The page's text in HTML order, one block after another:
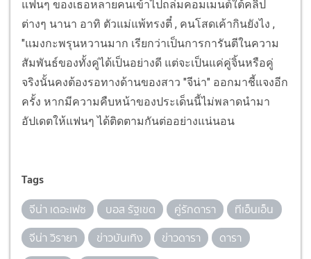
แฟนๆ ของเธอหลายคนเข้าไปถล่มคอมเมนต์ใต้คลิป
ต่างๆ นานา อาทิ ตัวแม่แพ้ทรงตี๋ , คนโสดเค้ากินยังไง ,
"แมงกะพรุนหวานมาก เรียกว่าเป็นการการันตีในความ
สัมพันธ์ของทั้งคู่ได้เป็นอย่างดี แต่จะเป็นแค่คู่จิ้นหรือคู่
จริงนั้นคงต้องรอทางด้านของสาว "จีน่า" ออกมาชี้แจงอีก
ครั้ง หากมีความคืบหน้าของประเด็นนี้ไม่พลาดนำมา
อัปเดตให้แฟนๆ ได้ติดตามกันต่ออย่างแน่นอน
Tags
จีน่า เดอะเฟซ บอส รัฐเขต คู่รักดารา
ทีเอ็นเอ็น
จีน่า วิรายา
ข่าวบันเทิง ข่าวดารา
ดารา